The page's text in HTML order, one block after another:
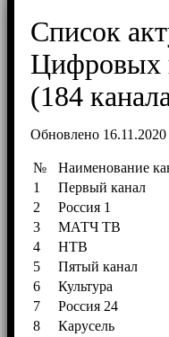
е
е
*
Список
Цифровых
(184
Обновлено 16.11.2020
№ Наименование
1
Первый канал
2
Россия 1
3
МАТЧ ТВ
4
НТВ
5
Пятый канал
6
Культура
7
Россия 24
8
Карусель